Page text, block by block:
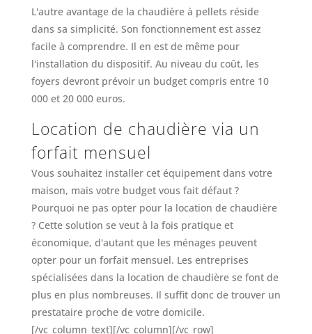
L'autre avantage de la chaudière à pellets réside
dans sa simplicité. Son fonctionnement est assez
facile à comprendre. Il en est de même pour
l'installation du dispositif. Au niveau du coût, les
foyers devront prévoir un budget compris entre 10
000 et 20 000 euros.
Location de chaudière via un
forfait mensuel
Vous souhaitez installer cet équipement dans votre
maison, mais votre budget vous fait défaut ?
Pourquoi ne pas opter pour la location de chaudière
? Cette solution se veut à la fois pratique et
économique, d'autant que les ménages peuvent
opter pour un forfait mensuel. Les entreprises
spécialisées dans la location de chaudière se font de
plus en plus nombreuses. Il suffit donc de trouver un
prestataire proche de votre domicile.
[/vc_column_text][/vc_column][/vc_row]